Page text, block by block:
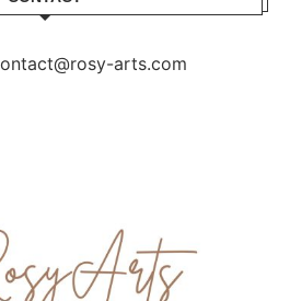
arts.com